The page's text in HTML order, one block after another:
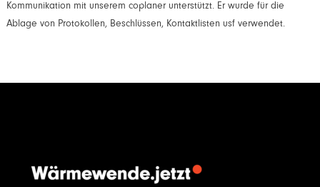
Kommunikation mit unserem coplaner unterstützt. Er wurde für die
Ablage von Protokollen, Beschlüssen, Kontaktlisten usf verwendet.